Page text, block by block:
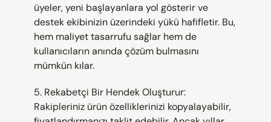
üyeler, yeni başlayanlara yol gösterir ve
destek ekibinizin üzerindeki yükü hafifletir. Bu,
hem maliyet tasarrufu sağlar hem de
kullanıcıların anında çözüm bulmasını
mümkün kılar.
5. Rekabetçi Bir Hendek Oluşturur:
Rakipleriniz ürün özelliklerinizi kopyalayabilir,